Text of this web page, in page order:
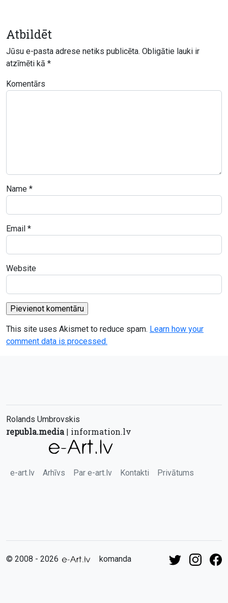
Atbildēt
Jūsu e-pasta adrese netiks publicēta. Obligātie lauki ir
atzīmēti kā *
Komentārs
Name *
Email *
Website
This site uses Akismet to reduce spam. Learn how your
comment data is processed.
Rolands Umbrovskis
republa.media| information.lv
e-art.lv Arhīvs Par e-art.lv Kontakti Privātums
© 2008 - 2026 komanda